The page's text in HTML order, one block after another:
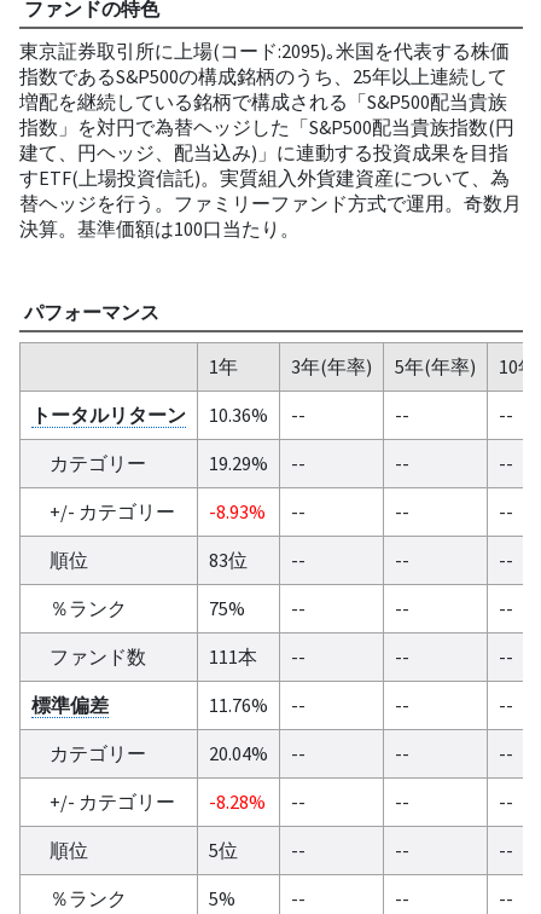
ファンドの特色
東京証券取引所に上場(コード:2095)｡米国を代表する株価
指数であるS&P500の構成銘柄のうち、25年以上連続して
増配を継続している銘柄で構成される「S&P500配当貴族
指数」を対円で為替ヘッジした「S&P500配当貴族指数(円
建て、円ヘッジ、配当込み)」に連動する投資成果を目指
すETF(上場投資信託)。実質組入外貨建資産について、為
替ヘッジを行う。ファミリーファンド方式で運用。奇数月
決算。基準価額は100口当たり。
パフォーマンス
1年 3年(年率) 5年(年率)
10
トータルリターン
10.36% -- --
--
カテゴリー
19.29% -- --
--
+/- カテゴリー
-8.93% -- --
--
順位
83位 -- --
--
％ランク
75% -- --
--
ファンド数
111本 -- --
--
標準偏差
11.76% -- --
--
カテゴリー
20.04% -- --
--
+/- カテゴリー
-8.28% -- --
--
順位
5位 -- --
--
％ランク
5% -- -- --